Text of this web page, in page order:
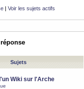
| Voir les sujets actifs
Sujets
Wiki sur l'Arche